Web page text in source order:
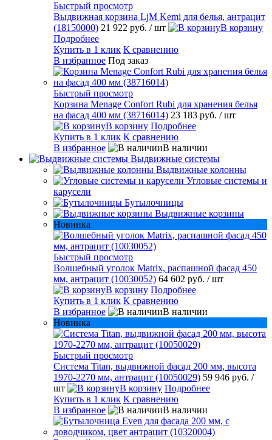
Быстрый просмотр
Выдвижная корзина LjM Kemi для белья, антрацит
(18150000) 21 922 руб. / шт
В корзину
Подробнее
Купить в 1 клик К сравнению
В избранное Под заказ
Быстрый просмотр
Корзина Menage Confort Rubi для хранения белья
на фасад 400 мм (38716014) 23 183 руб. / шт
В корзину Подробнее
Купить в 1 клик К сравнению
В избранное
В наличии
Выдвижные системы
Выдвижные колонны
Угловые системы и
карусели
Бутылочницы
Выдвижные корзины
Новинка
Быстрый просмотр
Волшебный уголок Matrix, распашной фасад 450
мм, антрацит (10030052) 64 602 руб. / шт
В корзину Подробнее
Купить в 1 клик К сравнению
В избранное
В наличии
Новинка
Быстрый просмотр
Система Titan, выдвижной фасад 200 мм, высота
1970-2270 мм, антрацит (10050029) 59 946 руб. /
шт
В корзину Подробнее
Купить в 1 клик К сравнению
В избранное
В наличии